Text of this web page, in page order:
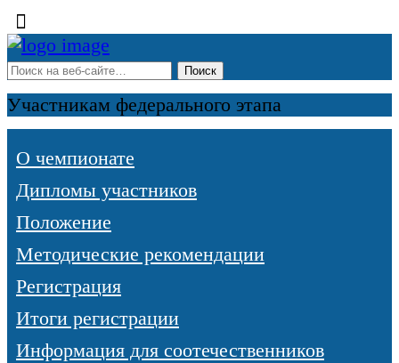
Участникам федерального этапа
О чемпионате
Дипломы участников
Положение
Методические рекомендации
Регистрация
Итоги регистрации
Информация для соотечественников